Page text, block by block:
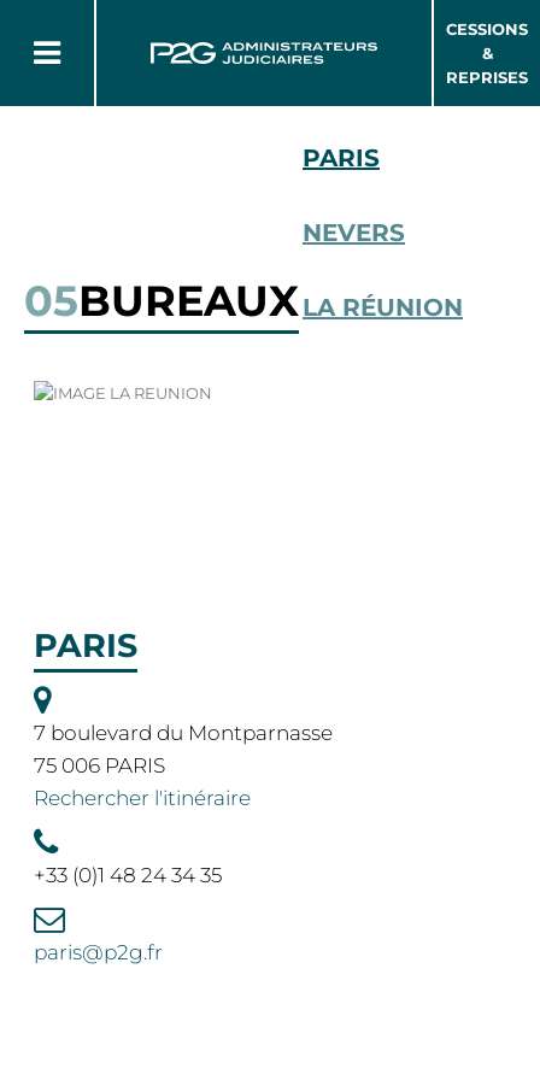
CESSIONS
&
REPRISES
05BUREAUX
PARIS
NEVERS
LA RÉUNION
PARIS
7 boulevard du Montparnasse
75 006 PARIS
Rechercher l'itinéraire
+33 (0)1 48 24 34 35
paris@p2g.fr